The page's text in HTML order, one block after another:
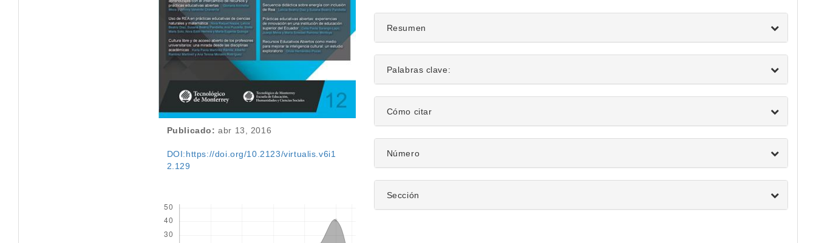
Publicado: abr 13, 2016
DOI:https://doi.org/10.2123/virtualis.v6i1
2.129
Resumen
Palabras clave:
Detalles
del
artículo
Cómo citar
Número
Sección